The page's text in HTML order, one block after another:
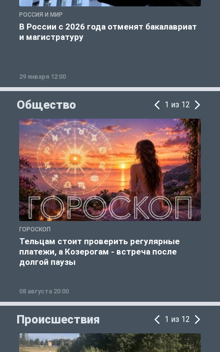
РОССИЯ И МИР
В России с 2026 года отменят бакалавриат
и магистратуру
29 января 12:00
Общество 1 из 12
ГОРОСКОП
Тельцам стоит проверить регулярные
платежи, а Козерогам - встреча после
долгой паузы
08 августа 20:00
Происшествия 1 из 12